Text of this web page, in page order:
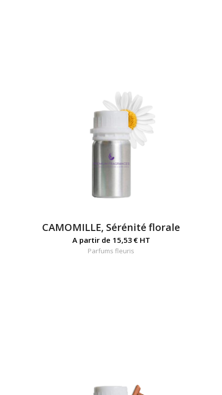
CAMOMILLE, Sérénité florale
A partir de 15,53 €HT
Parfums fleuris